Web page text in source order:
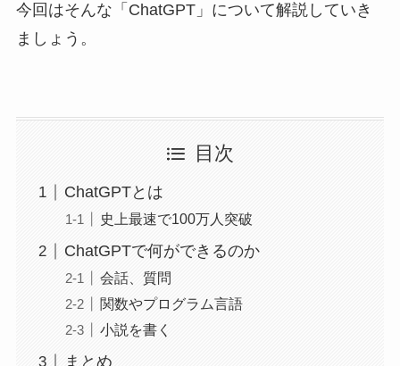
今回はそんな「ChatGPT」について解説していき
ましょう。
目次
ChatGPTとは
史上最速で100万人突破
ChatGPTで何ができるのか
会話、質問
関数やプログラム言語
小説を書く
まとめ